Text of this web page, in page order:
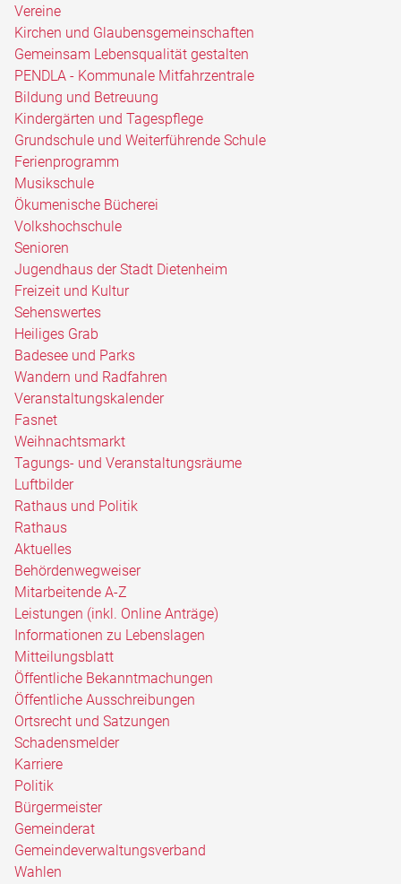
Vereine
Kirchen und Glaubensgemeinschaften
Gemeinsam Lebensqualität gestalten
PENDLA - Kommunale Mitfahrzentrale
Bildung und Betreuung
Kindergärten und Tagespflege
Grundschule und Weiterführende Schule
Ferienprogramm
Musikschule
Ökumenische Bücherei
Volkshochschule
Senioren
Jugendhaus der Stadt Dietenheim
Freizeit und Kultur
Sehenswertes
Heiliges Grab
Badesee und Parks
Wandern und Radfahren
Veranstaltungskalender
Fasnet
Weihnachtsmarkt
Tagungs- und Veranstaltungsräume
Luftbilder
Rathaus und Politik
Rathaus
Aktuelles
Behördenwegweiser
Mitarbeitende A-Z
Leistungen (inkl. Online Anträge)
Informationen zu Lebenslagen
Mitteilungsblatt
Öffentliche Bekanntmachungen
Öffentliche Ausschreibungen
Ortsrecht und Satzungen
Schadensmelder
Karriere
Politik
Bürgermeister
Gemeinderat
Gemeindeverwaltungsverband
Wahlen